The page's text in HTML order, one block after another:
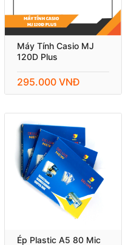
Máy Tính Casio MJ
120D Plus
295.000 VNĐ
Ép Plastic A5 80 Mic